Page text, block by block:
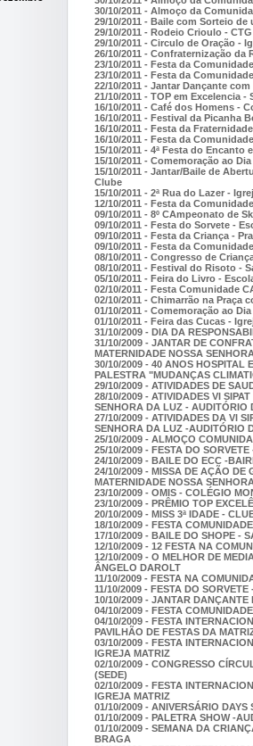
30/10/2011 - Almoço da
29/10/2011 - Baile com Sorteio
29/10/2011 - Rodeio Crioulo -
29/10/2011 - Circulo de Oração -
26/10/2011 - Confraternização da
23/10/2011 - Festa da
23/10/2011 - Festa da
22/10/2011 - Jantar Dançante
21/10/2011 - TOP em Excelencia -
16/10/2011 - Café dos Homens -
16/10/2011 - Festival da Picanha
16/10/2011 - Festa da
16/10/2011 - Festa da
15/10/2011 - 4ª Festa do
15/10/2011 - Comemoração ao
15/10/2011 - Jantar/Baile de
Clube
15/10/2011 - 2ª Rua do Lazer -
12/10/2011 - Festa da
09/10/2011 - 8º CAmpeonato de
09/10/2011 - Festa do Sorvete -
09/10/2011 - Festa da Criança -
09/10/2011 - Festa da
08/10/2011 - Congresso de
08/10/2011 - Festival do Risoto -
05/10/2011 - Feira do Livro -
02/10/2011 - Festa Comunidade
02/10/2011 - Chimarrão na Praça
01/10/2011 - Comemoração ao
01/10/2011 - Feira das Cucas -
31/10/2009 - DIA DA
31/10/2009 - JANTAR DE
MATERNIDADE NOSSA
30/10/2009 - 40 ANOS HOSPITAL
PALESTRA "MUDANÇAS
29/10/2009 - ATIVIDADES DE
28/10/2009 - ATIVIDADES VI
SENHORA DA LUZ - AUDITÓRIO
27/10/2009 - ATIVIDADES DA VI
SENHORA DA LUZ -AUDITÓRIO
25/10/2009 - ALMOÇO
25/10/2009 - FESTA DO
24/10/2009 - BAILE DO ECC -
24/10/2009 - MISSA DE AÇÃO DE
MATERNIDADE NOSSA
23/10/2009 - OMIS - COLÉGIO
23/10/2009 - PRÊMIO TOP
20/10/2009 - MISS 3ª IDADE -
18/10/2009 - FESTA
17/10/2009 - BAILE DO SHOPE -
12/10/2009 - 12 FESTA NA
12/10/2009 - O MELHOR DE
ÂNGELO DAROLT
11/10/2009 - FESTA NA
11/10/2009 - FESTA DO
10/10/2009 - JANTAR
04/10/2009 - FESTA
04/10/2009 - FESTA
PAVILHÃO DE FESTAS DA
03/10/2009 - FESTA
IGREJA MATRIZ
02/10/2009 - CONGRESSO
(SEDE)
02/10/2009 - FESTA
IGREJA MATRIZ
01/10/2009 - ANIVERSÁRIO
01/10/2009 - PALETRA SHOW -
01/10/2009 - SEMANA DA
BRAGA